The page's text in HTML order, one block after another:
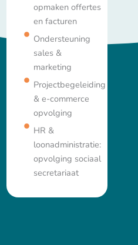
opmaken offertes
en facturen
Ondersteuning
sales &
marketing
Projectbegeleiding
& e-commerce
opvolging
HR &
loonadministratie:
opvolging sociaal
secretariaat